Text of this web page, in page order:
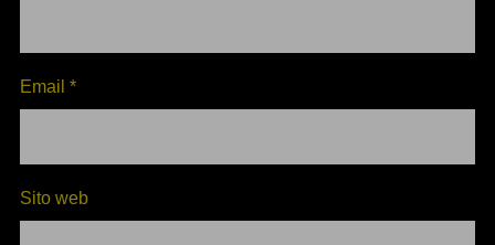
Email *
Sito web